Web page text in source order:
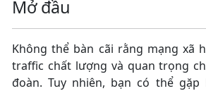
Mở đầu
Không thể bàn cãi rằng mạng xã
traffic chất lượng và quan trọng
đoàn. Tuy nhiên, bạn có thể